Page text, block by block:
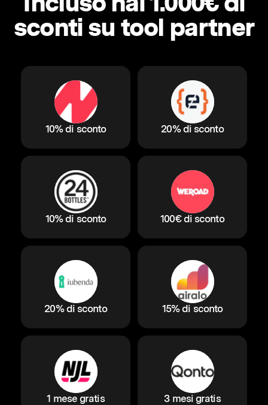
sconti su tool partner
10% di sconto 20% di sconto
10% di sconto 100€ di sconto
20% di sconto 15% di sconto
1 mese gratis 3 mesi gratis